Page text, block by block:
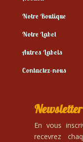
Notre Boutique
Notre Label
Autres Labels
Contactez-nous
Newsletter
En vous
recevrez